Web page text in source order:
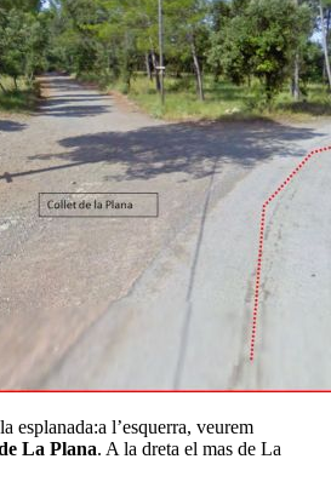
esplanada:a l’esquerra, veurem
La Plana. A la dreta el mas de La